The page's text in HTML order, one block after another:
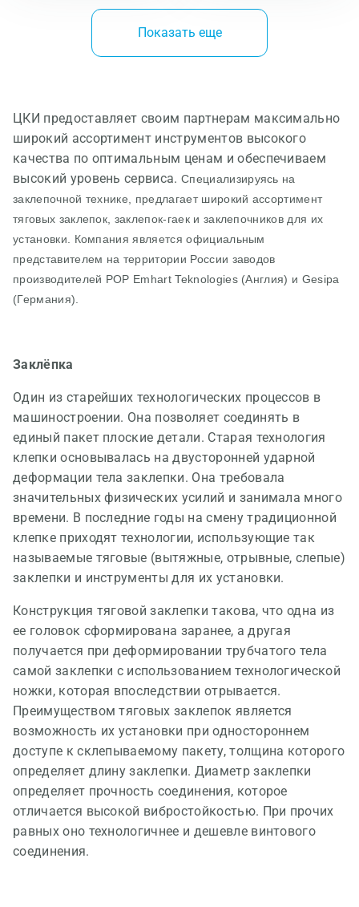
Показать еще
ЦКИ предоставляет своим партнерам максимально
широкий ассортимент инструментов высокого
качества по оптимальным ценам и обеспечиваем
высокий уровень сервиса.Специализируясь на
заклепочной технике, предлагает широкий ассортимент
тяговых заклепок , заклепок-гаеки заклепочников для их
установки. Компания является официальным
представителем на территории России заводов
производителей POP Emhart Teknologies (Англия) и Gesipa
(Германия).
Заклёпка
Один из старейших технологических процессов в
машиностроении. Она позволяет соединять в
единый пакет плоские детали. Старая технология
клепки основывалась на двусторонней ударной
деформации тела заклепки. Она требовала
значительных физических усилий и занимала много
времени. В последние годы на смену традиционной
клепке приходят технологии, использующие так
называемые тяговые (вытяжные, отрывные, слепые)
заклепки и инструменты для их установки.
Конструкция тяговой заклепки такова, что одна из
ее головок сформирована заранее, а другая
получается при деформировании трубчатого тела
самой заклепки с использованием технологической
ножки, которая впоследствии отрывается.
Преимуществом тяговых заклепок является
возможность их установки при одностороннем
доступе к склепываемому пакету, толщина которого
определяет длину заклепки. Диаметр заклепки
определяет прочность соединения, которое
отличается высокой вибростойкостью. При прочих
равных оно технологичнее и дешевле винтового
соединения.